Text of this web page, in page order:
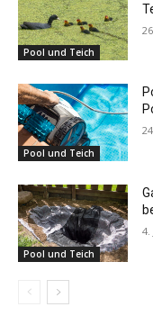
Pool und Teich
Pool und Teich
Pool und Teich
4.